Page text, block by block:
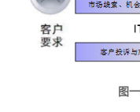
图一